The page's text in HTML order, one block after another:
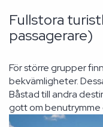
Fullstora
passagerare)
För större grupper
bekvämligheter.
Båstad till andra
gott om